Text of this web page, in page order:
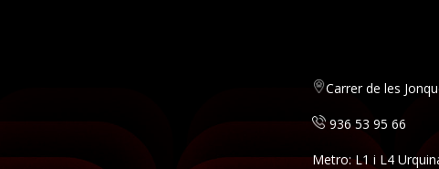
Carrer de les
936 53 95 66
Metro: L1 i L4